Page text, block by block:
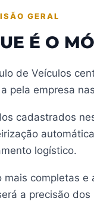
GERAL
É O
de Veículos
pela empresa
cadastrados
logístico.
mais completas
a precisão